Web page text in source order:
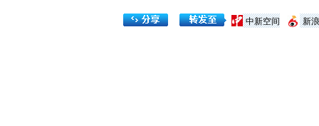
新
中新空间